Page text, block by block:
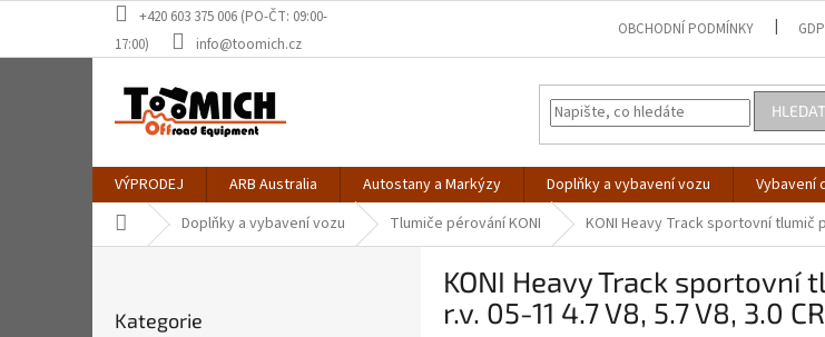
obsah
+420 603 375 006 (PO-ČT: 09:00-
17:00)
info@toomich.cz
OBCHODNÍ PODMÍNKY
HLEDAT
VÝPRODEJ ARB Australia Autostany a Markýzy Doplňky a vybavení vozu Vybavení
Domů Doplňky a vybavení vozu Tlumiče pérování KONI KONI Heavy Track sportovní tlumič
kategorie
Kategorie
KONI Heavy Track sportovní
r.v. 05-11 4.7 V8, 5.7 V8, 3.0